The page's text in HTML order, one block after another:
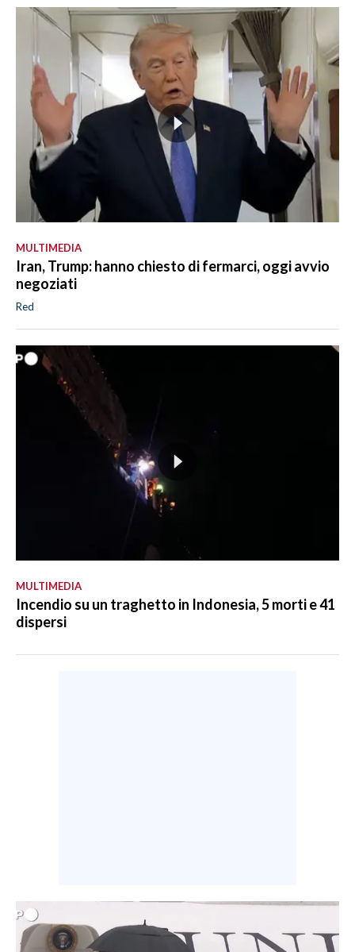
MULTIMEDIA
Iran, Trump: hanno chiesto di fermarci, oggi avvio
negoziati
Red
MULTIMEDIA
Incendio su un traghetto in Indonesia, 5 morti e 41
dispersi